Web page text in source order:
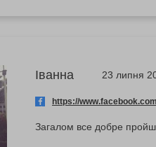
Іванна 23 липня
https://
Загалом все добре